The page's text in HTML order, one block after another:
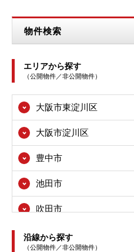
物件検索
エリアから探す
（公開物件／非公開物件）
大阪市東淀川区
大阪市淀川区
豊中市
池田市
吹田市
高槻市
沿線から探す
（公開物件／非公開物件）